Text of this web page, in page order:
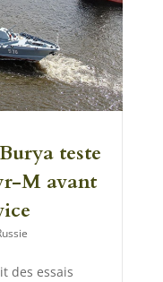
teste
M avant
des essais